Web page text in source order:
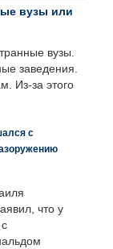
вузы или
вузы.
заведения.
Из-за этого
с
что у